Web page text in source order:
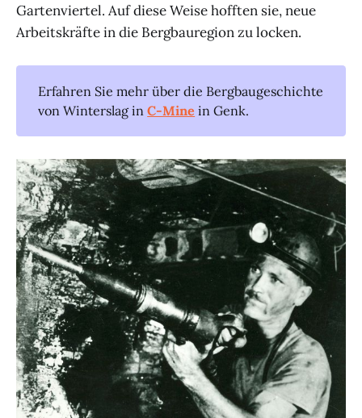
Gartenviertel. Auf diese Weise hofften sie, neue
Arbeitskräfte in die Bergbauregion zu locken.
Erfahren Sie mehr über die Bergbaugeschichte
von Winterslag inC-Mine in Genk.